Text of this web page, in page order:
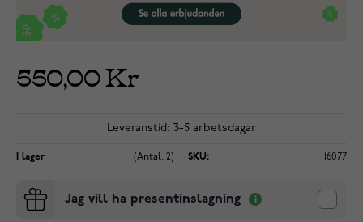
550,00 Kr
Leveranstid: 3-5 arbetsdagar
I lager (Antal: 2) SKU: 16077
Jag vill ha presentinslagning